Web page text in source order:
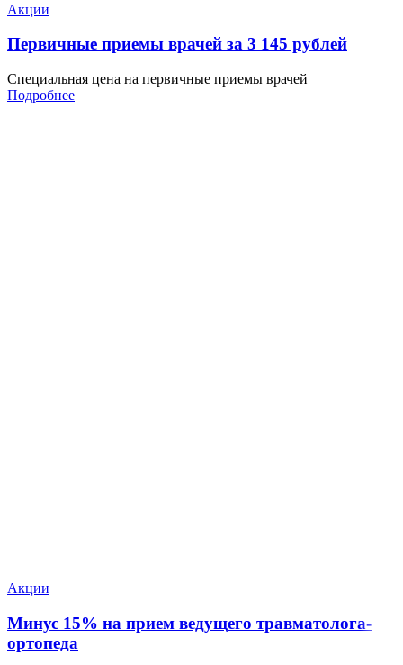
Акции
Первичные приемы врачей за 3 145 рублей
Специальная цена на первичные приемы врачей
Подробнее
Акции
Минус 15% на прием ведущего травматолога-
ортопеда